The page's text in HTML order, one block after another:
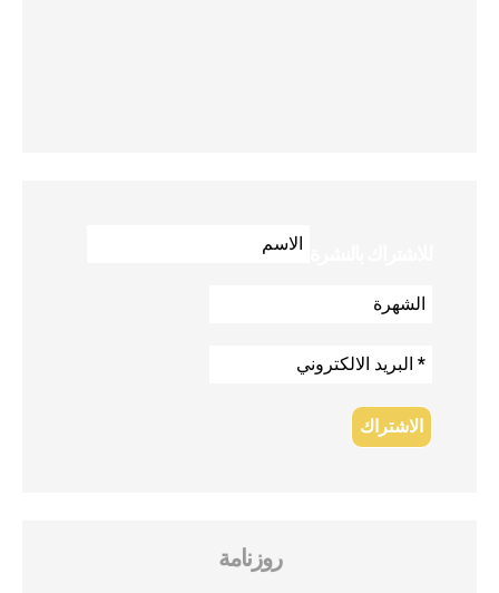
روزنامة